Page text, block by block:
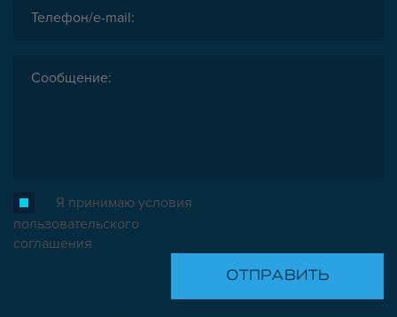
Я принимаю условия
пользовательского
соглашения